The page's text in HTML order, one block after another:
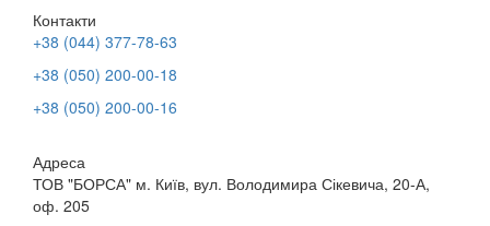
Контакти
+38 (044) 377-78-63
+38 (050) 200-00-18
+38 (050) 200-00-16
Адреса
ТОВ "БОРСА" м. Київ, вул. Володимира Сікевича, 20-А,
оф. 205